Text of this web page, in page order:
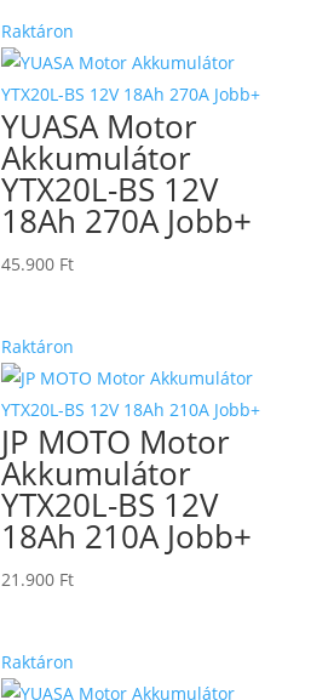
Raktáron
YUASA Motor
Akkumulátor
YTX20L-BS 12V
18Ah 270A Jobb+
45.900 Ft
Raktáron
JP MOTO Motor
Akkumulátor
YTX20L-BS 12V
18Ah 210A Jobb+
21.900 Ft
Raktáron